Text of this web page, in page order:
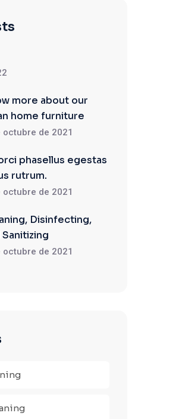
more about our
home furniture
octubre de 2021
phasellus egestas
rutrum.
octubre de 2021
Disinfecting,
Sanitizing
octubre de 2021